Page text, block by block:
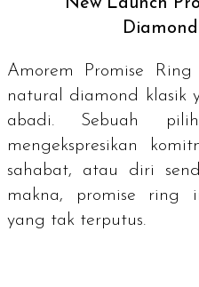
New Launch
Amorem Promise
natural diamond klasik
abadi. Sebuah
mengekspresikan
sahabat, atau diri
makna, promise ring
yang tak terputus.